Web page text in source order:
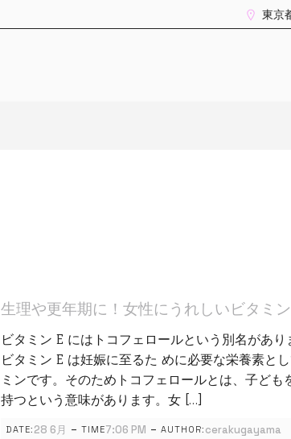
東京
生理や更年期に！女性にうれしいビタミ
ビタミン E にはトコフェロールという別名があり
ビタミン E は妊娠に至るた めに必要な栄養素と
ミンです。そのためトコフェロールとは、子ども
持つという意味があります。女 […]
DATE: 28 6月 - TIME7:06 PM - AUTHOR: cerakugayama